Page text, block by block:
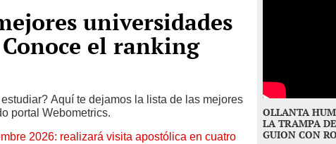
universidades
el ranking
Aquí te dejamos la lista de las mejores
portal Webometrics.
2026: realizará visita apostólica en cuatro
OLLANTA
LA TRAMPA
GUION CON